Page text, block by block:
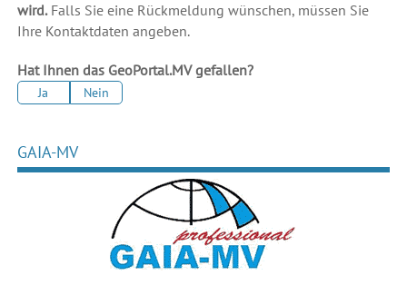
wird.Falls Sie eine Rückmeldung wünschen, müssen Sie
Ihre Kontaktdaten angeben.
Hat Ihnen das GeoPortal.MV gefallen?
Ja Nein
GAIA-MV